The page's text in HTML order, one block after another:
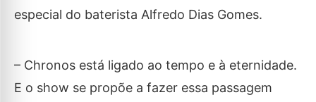
especial do baterista Alfredo Dias Gomes.
– Chronos está ligado ao tempo e à eternidade.
E o show se propõe a fazer essa passagem